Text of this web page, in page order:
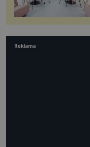
Reklama